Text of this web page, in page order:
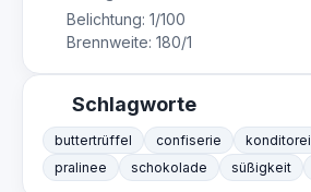
Belichtung: 1/100
Brennweite: 180/1
Schlagworte
buttertrüffel confiserie konditorei
pralinee
schokolade süßigkeit